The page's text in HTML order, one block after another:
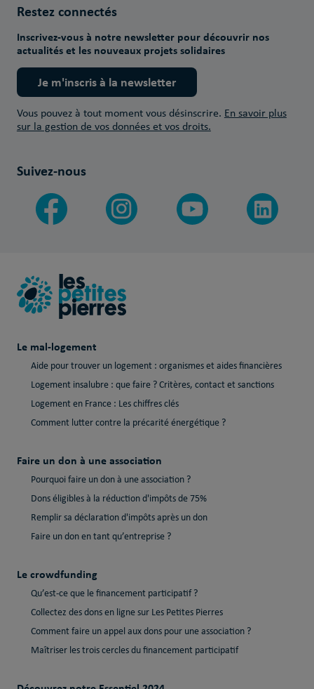
Restez connectés
Inscrivez-vous à notre newsletter pour découvrir nos
actualités et les nouveaux projets solidaires
Je m'inscris à la newsletter
Vous pouvez à tout moment vous désinscrire. En savoir plus
sur la gestion de vos données et vos droits.
Suivez-nous
Le mal-logement
Aide pour trouver un logement : organismes et aides financières
Logement insalubre : que faire ? Critères, contact et sanctions
Logement en France : Les chiffres clés
Comment lutter contre la précarité énergétique ?
Faire un don à une association
Pourquoi faire un don à une association ?
Dons éligibles à la réduction d'impôts de 75%
Remplir sa déclaration d'impôts après un don
Faire un don en tant qu’entreprise ?
Le crowdfunding
Qu’est-ce que le financement participatif ?
Collectez des dons en ligne sur Les Petites Pierres
Comment faire un appel aux dons pour une association ?
Maîtriser les trois cercles du financement participatif